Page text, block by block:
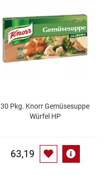
30 Pkg. Knorr Gemüsesuppe
Würfel HP
63,19